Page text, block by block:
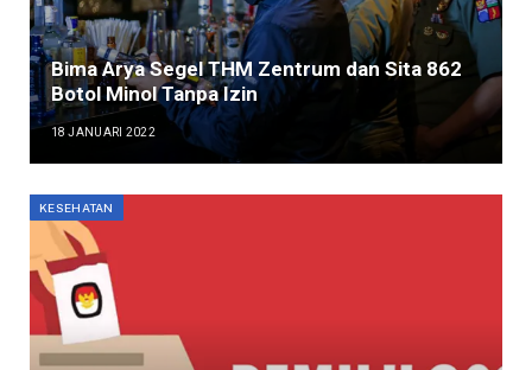
Bima Arya Segel THM Zentrum dan Sita 862
Botol Minol Tanpa Izin
18 JANUARI 2022
KESEHATAN